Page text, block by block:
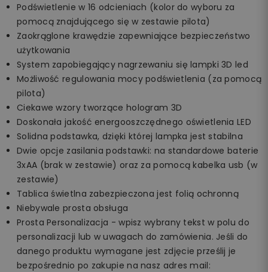
Podświetlenie w 16 odcieniach (kolor do wyboru za
pomocą znajdującego się w zestawie pilota)
Zaokrąglone krawędzie zapewniające bezpieczeństwo
użytkowania
System zapobiegający nagrzewaniu się lampki 3D led
Możliwość regulowania mocy podświetlenia (za pomocą
pilota)
Ciekawe wzory tworzące hologram 3D
Doskonała jakość energooszczędnego oświetlenia LED
Solidna podstawka, dzięki której lampka jest stabilna
Dwie opcje zasilania podstawki: na standardowe baterie
3xAA (brak w zestawie) oraz za pomocą kabelka usb (w
zestawie)
Tablica świetlna zabezpieczona jest folią ochronną
Niebywale prosta obsługa
Prosta Personalizacja - wpisz wybrany tekst w polu do
personalizacji lub w uwagach do zamówienia. Jeśli do
danego produktu wymagane jest zdjęcie prześlij je
bezpośrednio po zakupie na nasz adres mail: